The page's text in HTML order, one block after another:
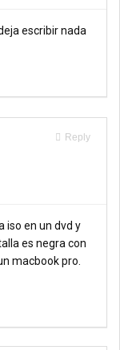
escribir nada
Reply
iso en un dvd y
es negra con
macbook pro.